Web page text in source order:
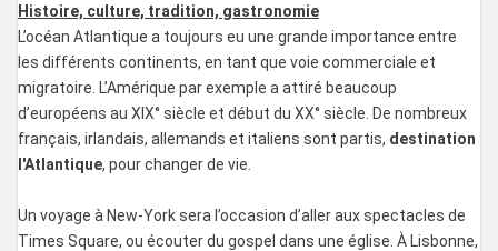
Histoire, culture, tradition, gastronomie
L’océan Atlantique a toujours eu une grande importance entre
les différents continents, en tant que voie commerciale et
migratoire. L’Amérique par exemple a attiré beaucoup
d’européens au XIX° siècle et début du XX° siècle. De nombreux
français, irlandais, allemands et italiens sont partis, destination
l'Atlantique, pour changer de vie.
Un voyage à New-York sera l’occasion d’aller aux spectacles de
Times Square, ou écouter du gospel dans une église. À Lisbonne,